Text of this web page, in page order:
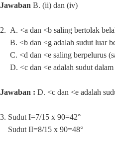
Jawaban B. (ii) dan (iv)
2. A. <a dan <b saling bertolak
B. <b dan <g adalah sudut luar
C. <d dan <e saling berpelurus
D. <c dan <e adalah sudut dalam
Jawaban : D. <c dan <e adalah
3. Sudut I=7/15 x 90=42°
Sudut II=8/15 x 90=48°